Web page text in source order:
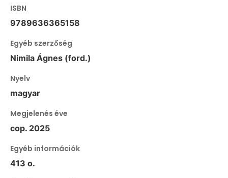
ISBN
9789636365158
Egyéb szerzőség
Nimila Ágnes (ford.)
Nyelv
magyar
Megjelenés éve
cop. 2025
Egyéb információk
413 o.